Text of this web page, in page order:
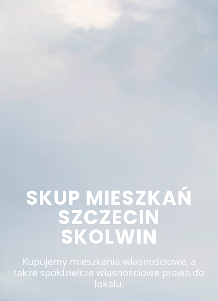
SKUP MIESZKAŃ
SZCZECIN
SKOLWIN
Kupujemy mieszkania własnościowe, a
także spółdzielcze własnościowe prawa do
lokalu.